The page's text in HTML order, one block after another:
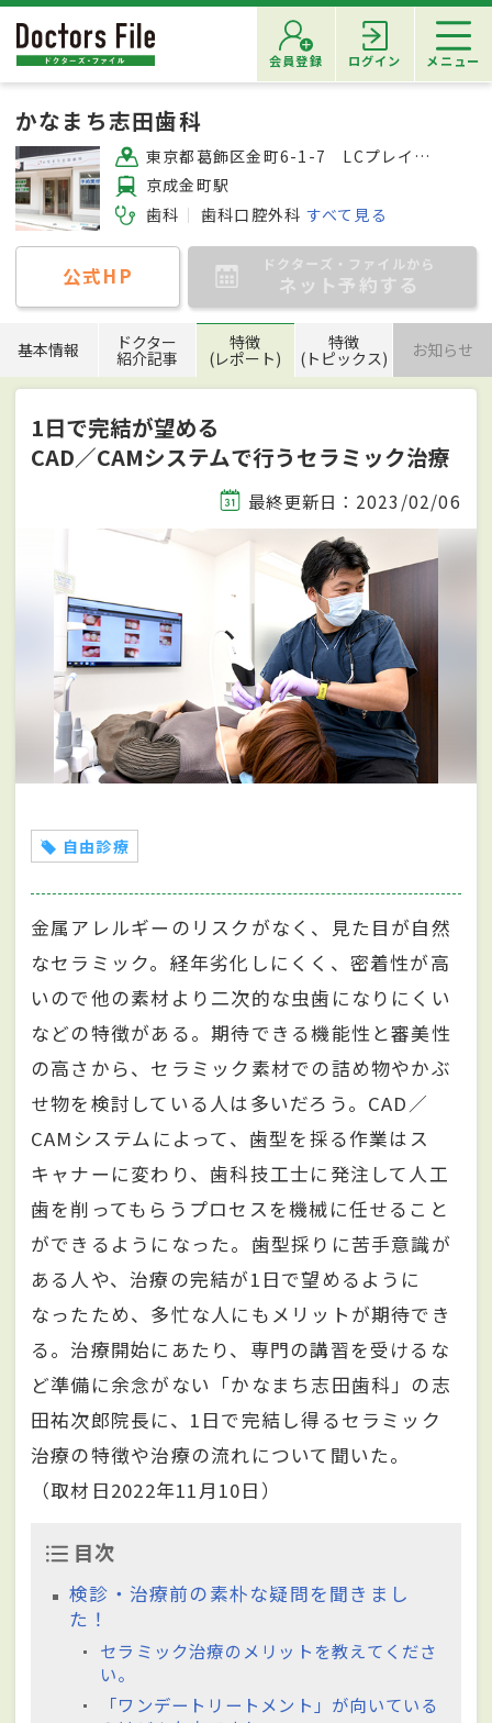
会員登録 ログイン メニュー
かなまち志田歯科
東京都葛飾区金町6-1-7 LCプレイス1F
京成金町駅
歯科
歯科口腔外科 すべて見る
公式HP ドクターズ・ファイルから
ネット予約する
基本情報 ドクター
紹介記事
特徴
(レポート)
特徴
(トピックス) お知らせ
1日で完結が望める
CAD／CAMシステムで行うセラミック治療
最終更新日：2023/02/06
自由診療
金属アレルギーのリスクがなく、見た目が自然
なセラミック。経年劣化しにくく、密着性が高
いので他の素材より二次的な虫歯になりにくい
などの特徴がある。期待できる機能性と審美性
の高さから、セラミック素材での詰め物やかぶ
せ物を検討している人は多いだろう。CAD／
CAMシステムによって、歯型を採る作業はス
キャナーに変わり、歯科技工士に発注して人工
歯を削ってもらうプロセスを機械に任せること
ができるようになった。歯型採りに苦手意識が
ある人や、治療の完結が1日で望めるように
なったため、多忙な人にもメリットが期待でき
る。治療開始にあたり、専門の講習を受けるな
ど準備に余念がない「かなまち志田歯科」の志
田祐次郎院長に、1日で完結し得るセラミック
治療の特徴や治療の流れについて聞いた。
（取材日2022年11月10日）
目次
検診・治療前の素朴な疑問を聞きまし
た！
セラミック治療のメリットを教えてくださ
い。
「ワンデートリートメント」が向いている